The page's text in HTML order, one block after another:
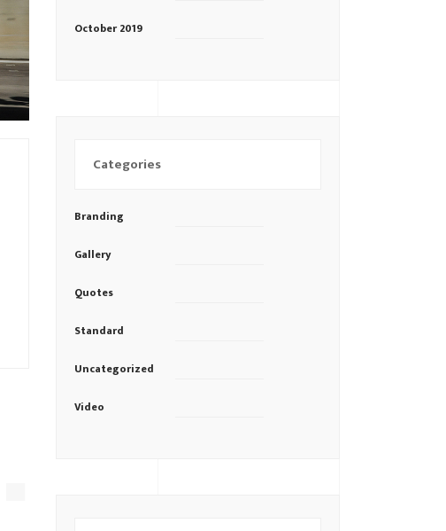
October 2019
Categories
Branding
Gallery
Quotes
Standard
Uncategorized
Video